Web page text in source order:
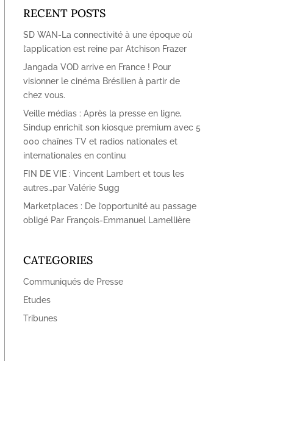
RECENT POSTS
SD WAN-La connectivité à une époque où
l’application est reine par Atchison Frazer
Jangada VOD arrive en France ! Pour
visionner le cinéma Brésilien à partir de
chez vous.
Veille médias : Après la presse en ligne,
Sindup enrichit son kiosque premium avec 5
000 chaînes TV et radios nationales et
internationales en continu
FIN DE VIE : Vincent Lambert et tous les
autres…par Valérie Sugg
Marketplaces : De l’opportunité au passage
obligé Par François-Emmanuel Lamellière
CATEGORIES
Communiqués de Presse
Etudes
Tribunes